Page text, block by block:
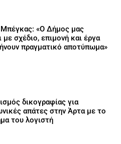
«Ο Δήμος μας
με σχέδιο, επιμονή και έργα
πραγματικό αποτύπωμα»
δικογραφίας για
απάτες στην Άρτα με το
του λογιστή